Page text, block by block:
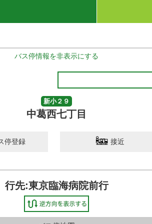
バス停情報を非表示にする
新小２９
中葛西七丁目
停登録 接近
行先:東京臨海病院前行